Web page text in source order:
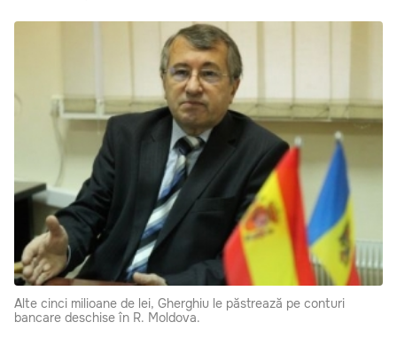
Alte cinci milioane de lei, Gherghiu le păstrează pe conturi
bancare deschise în R. Moldova.